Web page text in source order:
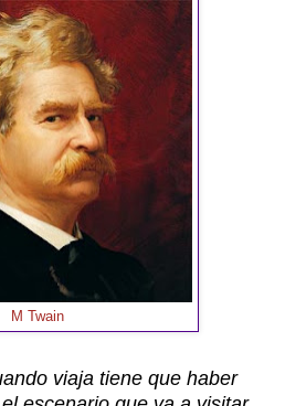
M Twain
viaja tiene que haber